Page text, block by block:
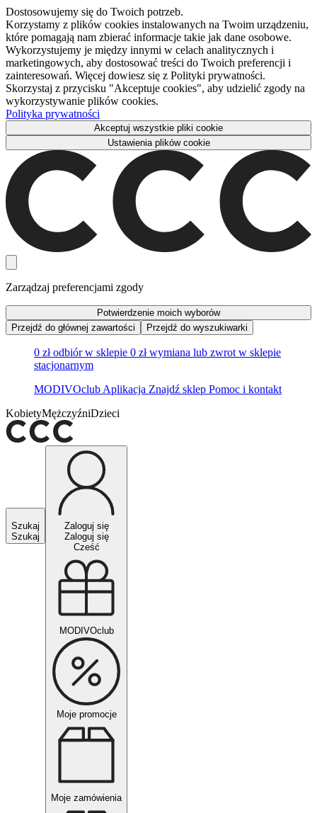
Dostosowujemy się do Twoich potrzeb.
Korzystamy z plików cookies instalowanych na Twoim urządzeniu,
które pomagają nam zbierać informacje takie jak dane osobowe.
Wykorzystujemy je między innymi w celach analitycznych i
marketingowych, aby dostosować treści do Twoich preferencji i
zainteresowań. Więcej dowiesz się z Polityki prywatności.
Skorzystaj z przycisku "Akceptuje cookies", aby udzielić zgody na
wykorzystywanie plików cookies.
Polityka prywatności
Akceptuj wszystkie pliki cookie
Ustawienia plików cookie
Zarządzaj preferencjami zgody
Potwierdzenie moich wyborów
Przejdź do głównej zawartości
Przejdź do wyszukiwarki
0 zł odbiór w sklepie 0 zł wymiana lub zwrot w sklepie
stacjonarnym
MODIVOclub Aplikacja Znajdź sklep Pomoc i kontakt
KobietyMężczyźniDzieci
Szukaj
Szukaj
Zaloguj się
Zaloguj się
Cześć
MODIVOclub
Moje promocje
Moje zamówienia